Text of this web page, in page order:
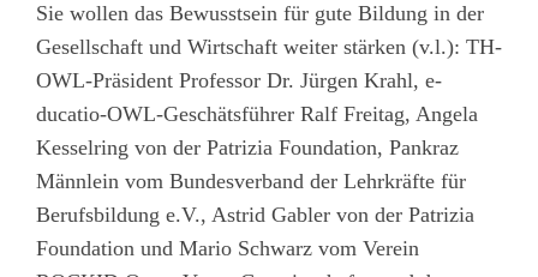
Sie wollen das Bewusstsein für gute Bildung in der
Gesellschaft und Wirtschaft weiter stärken (v.l.): TH-
OWL-Präsident Professor Dr. Jürgen Krahl, e-
ducatio-OWL-Geschätsführer Ralf Freitag, Angela
Kesselring von der Patrizia Foundation, Pankraz
Männlein vom Bundesverband der Lehrkräfte für
Berufsbildung e.V., Astrid Gabler von der Patrizia
Foundation und Mario Schwarz vom Verein